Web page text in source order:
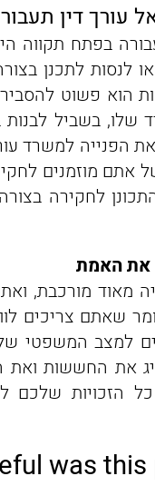
עורך דין
בפתח תקווה
לנסות לתכנן
הוא פשוט להסביר
שלו, בשביל
הפנייה למשרד
אתם מוזמנים
לחקירה
את האמת
מאוד מורכבת,
שאתם צריכים
למצב המשפטי
את החששות
הזכויות שלכם
was this